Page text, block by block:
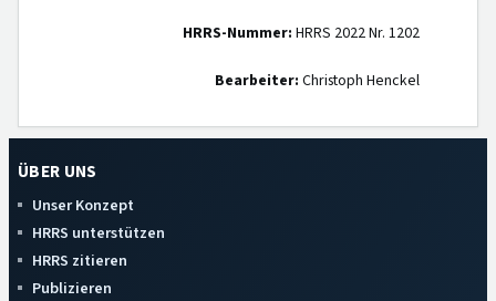
HRRS-Nummer: HRRS 2022 Nr. 1202
Bearbeiter: Christoph Henckel
ÜBER UNS
Unser Konzept
HRRS unterstützen
HRRS zitieren
Publizieren